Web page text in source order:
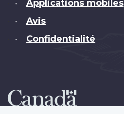
• Applications mobiles
• Avis
• Confidentialité